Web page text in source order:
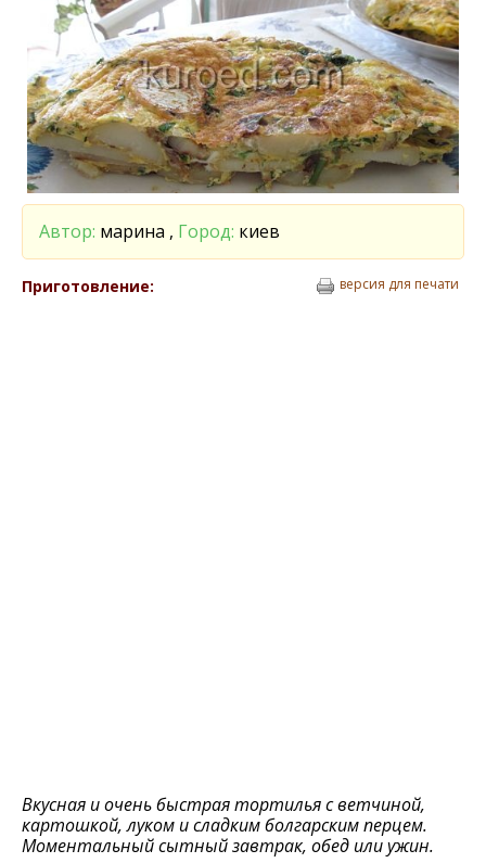
Автор: марина , Город: киев
Приготовление: версия для печати
Вкусная и очень быстрая тортилья с ветчиной,
картошкой, луком и сладким болгарским перцем.
Моментальный сытный завтрак, обед или ужин.